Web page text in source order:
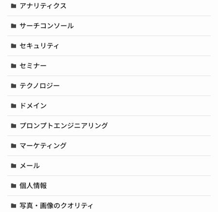
アナリティクス
サーチコンソール
セキュリティ
セミナー
テクノロジー
ドメイン
プロンプトエンジニアリング
マーケティング
メール
個人情報
写真・画像のクオリティ